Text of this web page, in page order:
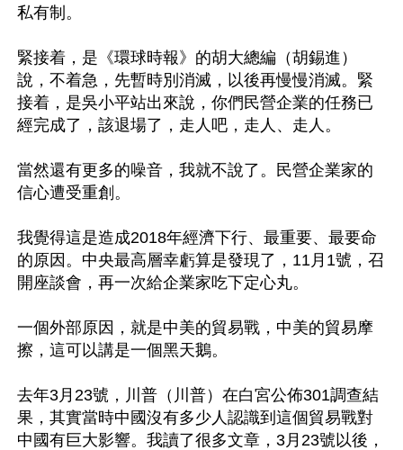
私有制。
緊接着，是《環球時報》的胡大總編（胡錫進）
說，不着急，先暫時別消滅，以後再慢慢消滅。緊
接着，是吳小平站出來說，你們民營企業的任務已
經完成了，該退場了，走人吧，走人、走人。
當然還有更多的噪音，我就不說了。民營企業家的
信心遭受重創。
我覺得這是造成2018年經濟下行、最重要、最要命
的原因。中央最高層幸虧算是發現了，11月1號，召
開座談會，再一次給企業家吃下定心丸。
一個外部原因，就是中美的貿易戰，中美的貿易摩
擦，這可以講是一個黑天鵝。
去年3月23號，川普（川普）在白宮公佈301調查結
果，其實當時中國沒有多少人認識到這個貿易戰對
中國有巨大影響。我讀了很多文章，3月23號以後，